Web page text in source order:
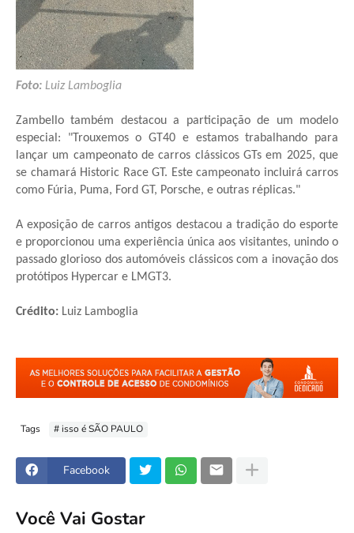
Foto: Luiz Lamboglia
Zambello também destacou a participação de um modelo
especial: "Trouxemos o GT40 e estamos trabalhando para
lançar um campeonato de carros clássicos GTs em 2025, que
se chamará Historic Race GT. Este campeonato incluirá carros
como Fúria, Puma, Ford GT, Porsche, e outras réplicas."
A exposição de carros antigos destacou a tradição do esporte
e proporcionou uma experiência única aos visitantes, unindo o
passado glorioso dos automóveis clássicos com a inovação dos
protótipos Hypercar e LMGT3.
Crédito: Luiz Lamboglia
Tags # isso é SÃO PAULO
Facebook
Você Vai Gostar